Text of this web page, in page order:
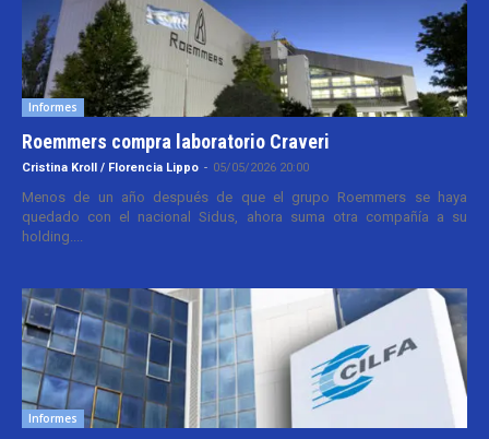
Informes
Roemmers compra laboratorio Craveri
Cristina Kroll / Florencia Lippo - 05/05/2026 20:00
Menos de un año después de que el grupo Roemmers se haya
quedado con el nacional Sidus, ahora suma otra compañía a su
holding....
Informes